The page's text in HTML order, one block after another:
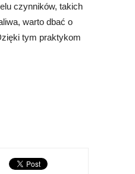
czynników, takich
warto dbać o
tym praktykom